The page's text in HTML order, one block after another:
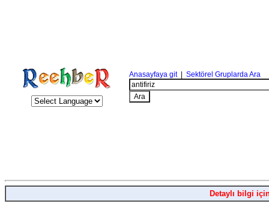
Anasayfaya git| Sektörel Gruplarda Ara
Detaylı bilgi